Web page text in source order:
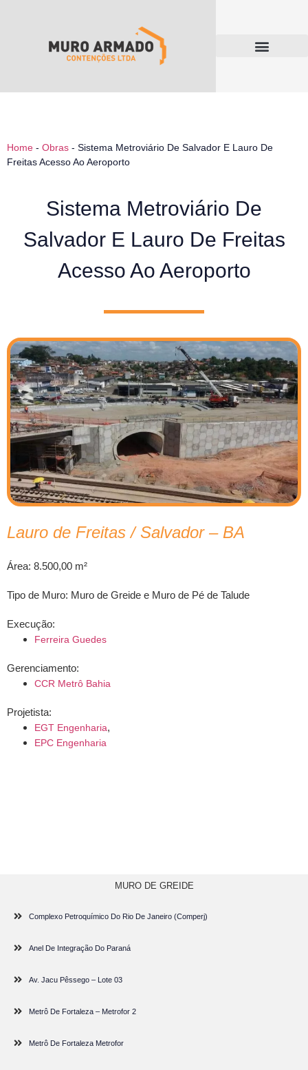
Home - Obras - Sistema Metroviário De Salvador E Lauro De
Freitas Acesso Ao Aeroporto
Sistema Metroviário De
Salvador E Lauro De Freitas
Acesso Ao Aeroporto
Lauro de Freitas / Salvador – BA
Área: 8.500,00 m²
Tipo de Muro: Muro de Greide e Muro de Pé de Talude
Execução:
Ferreira Guedes
Gerenciamento:
CCR Metrô Bahia
Projetista:
EGT Engenharia,
EPC Engenharia
MURO DE GREIDE
Complexo Petroquímico Do Rio De Janeiro (Comperj)
Anel De Integração Do Paraná
Av. Jacu Pêssego – Lote 03
Metrô De Fortaleza – Metrofor 2
Metrô De Fortaleza Metrofor